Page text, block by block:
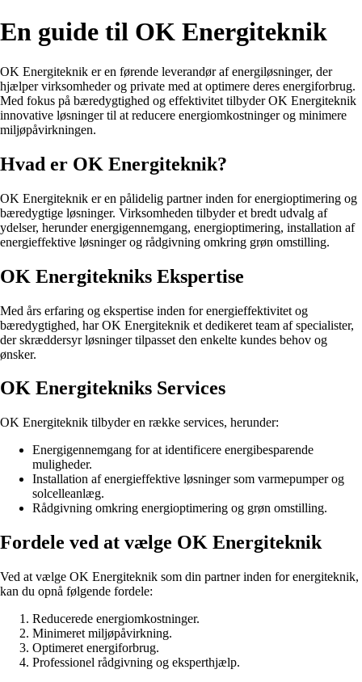
En guide til OK Energiteknik
OK Energiteknik er en førende leverandør af energiløsninger, der
hjælper virksomheder og private med at optimere deres energiforbrug.
Med fokus på bæredygtighed og effektivitet tilbyder OK Energiteknik
innovative løsninger til at reducere energiomkostninger og minimere
miljøpåvirkningen.
Hvad er OK Energiteknik?
OK Energiteknik er en pålidelig partner inden for energioptimering og
bæredygtige løsninger. Virksomheden tilbyder et bredt udvalg af
ydelser, herunder energigennemgang, energioptimering, installation af
energieffektive løsninger og rådgivning omkring grøn omstilling.
OK Energitekniks Ekspertise
Med års erfaring og ekspertise inden for energieffektivitet og
bæredygtighed, har OK Energiteknik et dedikeret team af specialister,
der skræddersyr løsninger tilpasset den enkelte kundes behov og
ønsker.
OK Energitekniks Services
OK Energiteknik tilbyder en række services, herunder:
Energigennemgang for at identificere energibesparende
muligheder.
Installation af energieffektive løsninger som varmepumper og
solcelleanlæg.
Rådgivning omkring energioptimering og grøn omstilling.
Fordele ved at vælge OK Energiteknik
Ved at vælge OK Energiteknik som din partner inden for energiteknik,
kan du opnå følgende fordele:
Reducerede energiomkostninger.
Minimeret miljøpåvirkning.
Optimeret energiforbrug.
Professionel rådgivning og eksperthjælp.